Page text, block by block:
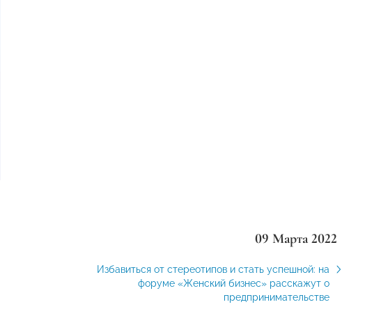
09 Марта 2022
Избавиться от стереотипов и стать успешной: на
форуме «Женский бизнес» расскажут о
предпринимательстве